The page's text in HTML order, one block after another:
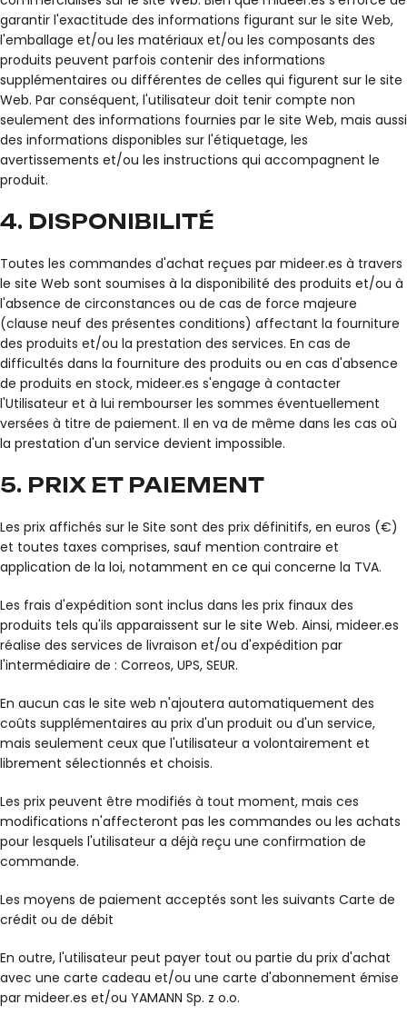
garantir l'exactitude des informations figurant sur le site Web,
l'emballage et/ou les matériaux et/ou les composants des
produits peuvent parfois contenir des informations
supplémentaires ou différentes de celles qui figurent sur le site
Web. Par conséquent, l'utilisateur doit tenir compte non
seulement des informations fournies par le site Web, mais aussi
des informations disponibles sur l'étiquetage, les
avertissements et/ou les instructions qui accompagnent le
produit.
4. DISPONIBILITÉ
Toutes les commandes d'achat reçues par mideer.es à travers
le site Web sont soumises à la disponibilité des produits et/ou à
l'absence de circonstances ou de cas de force majeure
(clause neuf des présentes conditions) affectant la fourniture
des produits et/ou la prestation des services. En cas de
difficultés dans la fourniture des produits ou en cas d'absence
de produits en stock, mideer.es s'engage à contacter
l'Utilisateur et à lui rembourser les sommes éventuellement
versées à titre de paiement. Il en va de même dans les cas où
la prestation d'un service devient impossible.
5. PRIX ET PAIEMENT
Les prix affichés sur le Site sont des prix définitifs, en euros (€)
et toutes taxes comprises, sauf mention contraire et
application de la loi, notamment en ce qui concerne la TVA.
Les frais d'expédition sont inclus dans les prix finaux des
produits tels qu'ils apparaissent sur le site Web. Ainsi, mideer.es
réalise des services de livraison et/ou d'expédition par
l'intermédiaire de : Correos, UPS, SEUR.
En aucun cas le site web n'ajoutera automatiquement des
coûts supplémentaires au prix d'un produit ou d'un service,
mais seulement ceux que l'utilisateur a volontairement et
librement sélectionnés et choisis.
Les prix peuvent être modifiés à tout moment, mais ces
modifications n'affecteront pas les commandes ou les achats
pour lesquels l'utilisateur a déjà reçu une confirmation de
commande.
Les moyens de paiement acceptés sont les suivants Carte de
crédit ou de débit
En outre, l'utilisateur peut payer tout ou partie du prix d'achat
avec une carte cadeau et/ou une carte d'abonnement émise
par mideer.es et/ou YAMANN Sp. z o.o.